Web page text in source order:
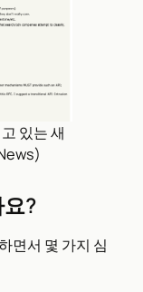
있는 새
?
면서 몇 가지 심